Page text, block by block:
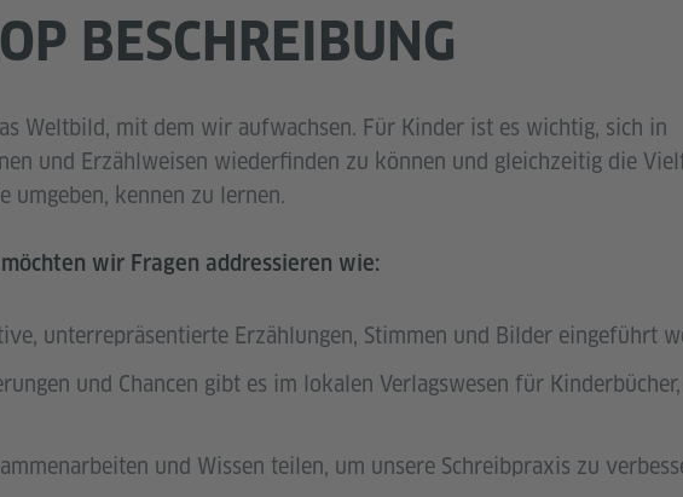
BESCHREIBUNG
Weltbild, mit dem wir aufwachsen. Für Kinder ist es wichtig, sich in
und Erzählweisen wiederfinden zu können und gleichzeitig die
umgeben, kennen zu lernen.
wir Fragen addressieren wie:
unterrepräsentierte Erzählungen, Stimmen und Bilder eingeführt
und Chancen gibt es im lokalen Verlagswesen für
und Wissen teilen, um unsere Schreibpraxis zu